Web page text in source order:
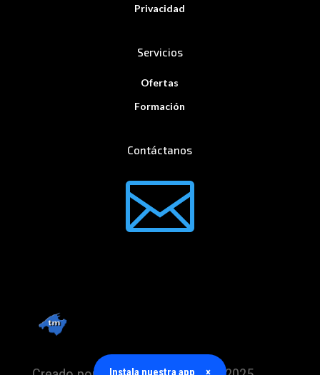
Privacidad
Servicios
Ofertas
Formación
Contáctanos

Instala nuestra app ×